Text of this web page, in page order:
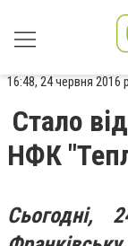
16:48, 24 червня 2016
Стало
НФК
Сьогодні,